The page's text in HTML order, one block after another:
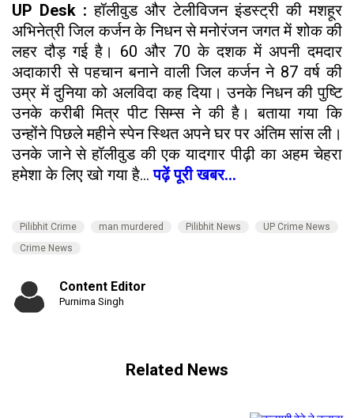
UP Desk :हॉलीवुड और टेलीविजन इंडस्ट्री की मशहूर
अभिनेत्री जिल कर्जन के निधन से मनोरंजन जगत में शोक की
लहर दौड़ गई है। 60 और 70 के दशक में अपनी दमदार
अदाकारी से पहचान बनाने वाली जिल कर्जन ने 87 वर्ष की
उम्र में दुनिया को अलविदा कह दिया। उनके निधन की पुष्टि
उनके करीबी मित्र पीट सिम्स ने की है। बताया गया कि
उन्होंने पिछले महीने स्पेन स्थित अपने घर पर अंतिम सांस ली।
उनके जाने से हॉलीवुड की एक यादगार पीढ़ी का अहम चेहरा
हमेशा के लिए खो गया है...पढ़ें पूरी खबर...
Pilibhit Crime man murdered Pilibhit News
UP Crime News
Crime News
Content Editor
Purnima Singh
Related News